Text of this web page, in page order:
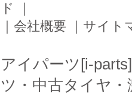
ド
｜
｜ 会社概要 ｜ サイト
アイパーツ[i-
ツ・中古タイヤ